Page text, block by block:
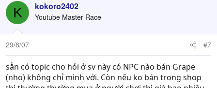
K kokoro2402
Youtube Master Race
29/8/07 #7
sẳn có topic cho hỏi ở sv này có NPC nào bán Grape
(nho) không chỉ mình với. Còn nếu ko bán trong shop